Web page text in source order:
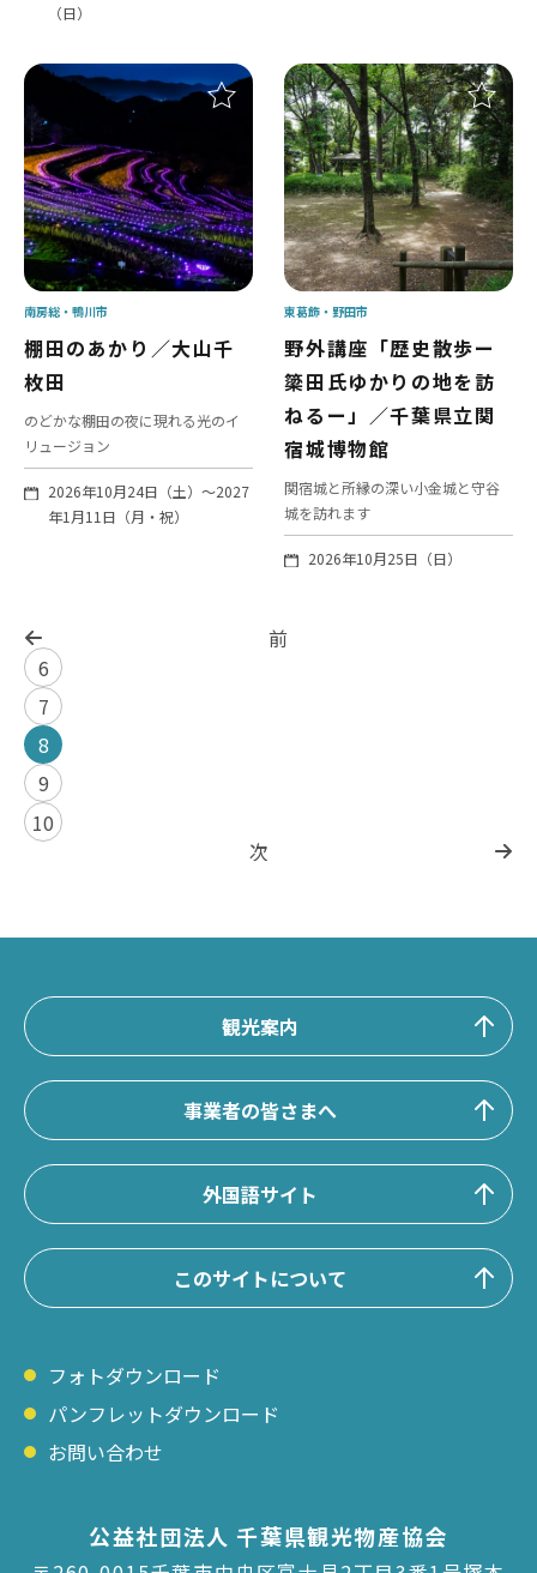
（日）
棚田のあかり／大山千
枚田
のどかな棚田の夜に現れる光のイ
リュージョン
2026年10月24日（土）～2027
年1月11日（月・祝）
南房総 鴨川市
野外講座「歴史散歩ー
簗田氏ゆかりの地を訪
ねるー」／千葉県立関
宿城博物館
関宿城と所縁の深い小金城と守谷
城を訪れます
2026年10月25日（日）
東葛飾 野田市
前
6
7
8
9
10
次
観光案内
事業者の皆さまへ
外国語サイト
このサイトについて
フォトダウンロード
パンフレットダウンロード
お問い合わせ
公益社団法人 千葉県観光物産協会